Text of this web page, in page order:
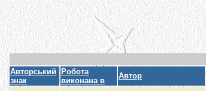
Авторський
знак
Робота
виконана в
Автор